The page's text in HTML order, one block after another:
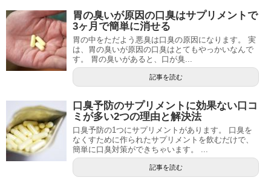
胃の臭いが原因の口臭はサプリメントで
3ヶ月で簡単に消せる
胃の中をただよう悪臭は口臭の原因になります。 実
は、胃の臭いが原因の口臭はとてもやっかいなんで
す。 胃の臭いがあると、口が臭...
記事を読む
口臭予防のサプリメントに効果ない口コ
ミが多い2つの理由と解決法
口臭予防の1つにサプリメントがあります。 口臭を
なくすために作られたサプリメントを飲むだけで、
簡単に口臭対策ができちゃいます。 ...
記事を読む